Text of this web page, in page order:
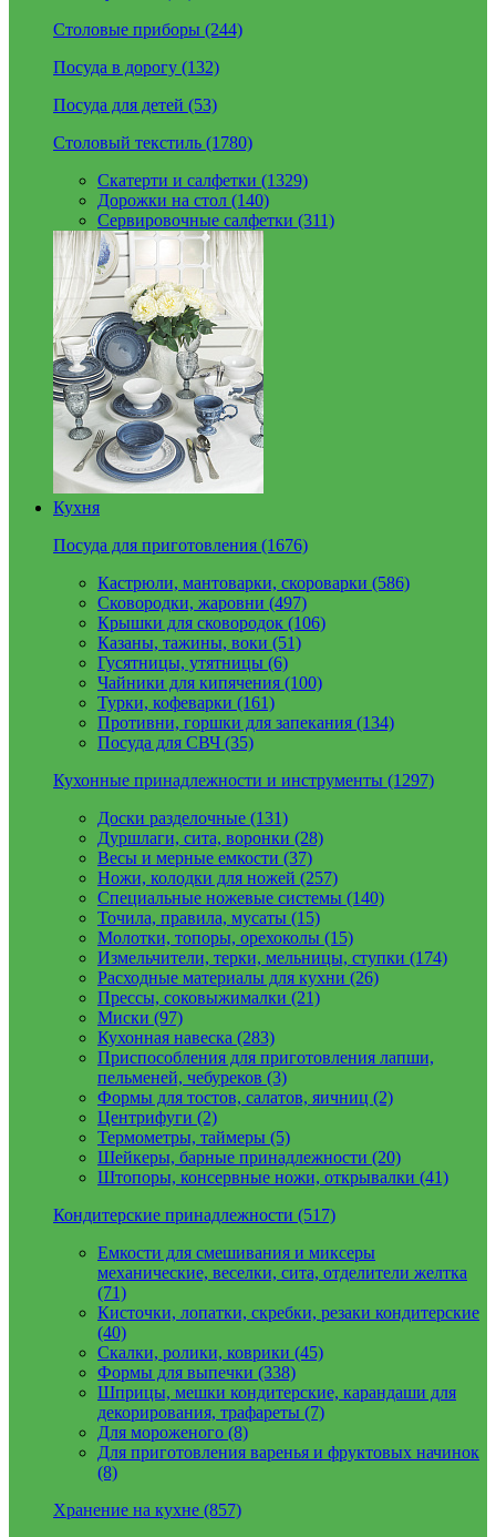
Столовые приборы (244)
Посуда в дорогу (132)
Посуда для детей (53)
Столовый текстиль (1780)
Скатерти и салфетки (1329)
Дорожки на стол (140)
Сервировочные салфетки (311)
Кухня
Посуда для приготовления (1676)
Кастрюли, мантоварки, скороварки (586)
Сковородки, жаровни (497)
Крышки для сковородок (106)
Казаны, тажины, воки (51)
Гусятницы, утятницы (6)
Чайники для кипячения (100)
Турки, кофеварки (161)
Противни, горшки для запекания (134)
Посуда для СВЧ (35)
Кухонные принадлежности и инструменты (1297)
Доски разделочные (131)
Дуршлаги, сита, воронки (28)
Весы и мерные емкости (37)
Ножи, колодки для ножей (257)
Специальные ножевые системы (140)
Точила, правила, мусаты (15)
Молотки, топоры, орехоколы (15)
Измельчители, терки, мельницы, ступки (174)
Расходные материалы для кухни (26)
Прессы, соковыжималки (21)
Миски (97)
Кухонная навеска (283)
Приспособления для приготовления лапши,
пельменей, чебуреков (3)
Формы для тостов, салатов, яичниц (2)
Центрифуги (2)
Термометры, таймеры (5)
Шейкеры, барные принадлежности (20)
Штопоры, консервные ножи, открывалки (41)
Кондитерские принадлежности (517)
Емкости для смешивания и миксеры
механические, веселки, сита, отделители желтка
(71)
Кисточки, лопатки, скребки, резаки кондитерские
(40)
Скалки, ролики, коврики (45)
Формы для выпечки (338)
Шприцы, мешки кондитерские, карандаши для
декорирования, трафареты (7)
Для мороженого (8)
Для приготовления варенья и фруктовых начинок
(8)
Хранение на кухне (857)